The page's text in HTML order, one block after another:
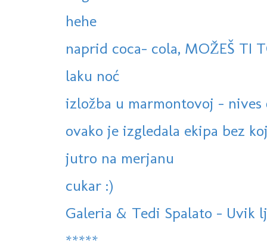
hehe
naprid coca- cola, MOŽEŠ TI
laku noć
izložba u marmontovoj - nives
ovako je izgledala ekipa bez
jutro na merjanu
cukar :)
Galeria & Tedi Spalato - Uvik
*****